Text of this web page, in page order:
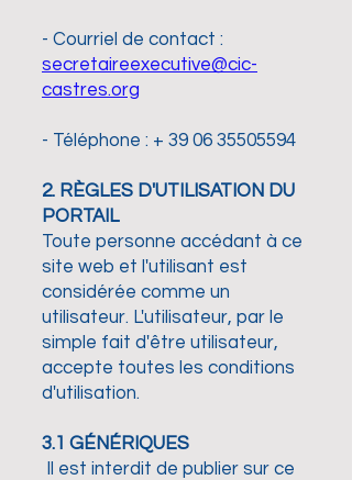
- Courriel de contact :
secretaireexecutive@cic-
castres.org
- Téléphone : + 39 06 35505594
2. RÈGLES D'UTILISATION DU
PORTAIL
Toute personne accédant à ce
site web et l'utilisant est
considérée comme un
utilisateur. L'utilisateur, par le
simple fait d'être utilisateur,
accepte toutes les conditions
d'utilisation.
3.1 GÉNÉRIQUES
Il est interdit de publier sur ce